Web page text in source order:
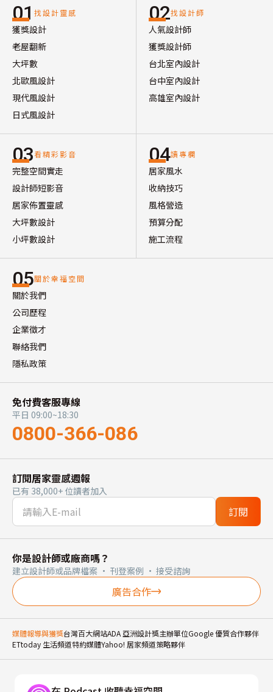
01 找設計靈感
獲獎設計
老屋翻新
大坪數
北歐風設計
現代風設計
日式風設計
02找設計師
人氣設計師
獲獎設計師
台北室內設計
台中室內設計
高雄室內設計
03看精彩影音
完整空間實走
設計師短影音
居家佈置靈感
大坪數設計
小坪數設計
04讀專欄
居家風水
收納技巧
風格營造
預算分配
施工流程
05關於幸福空間
關於我們
公司歷程
企業徵才
聯絡我們
隱私政策
免付費客服專線
平日 09:00~18:30
0800-366-086
訂閱居家靈感週報
已有 38,000+ 位讀者加入
訂閱
你是設計師或廠商嗎？
建立設計師或品牌檔案 · 刊登案例 · 接受諮詢
廣告合作
媒體報導與獲獎台灣百大網站ADA 亞洲設計獎主辦單位Google 優質合作夥伴
ETtoday 生活頻道特約媒體Yahoo! 居家頻道策略夥伴